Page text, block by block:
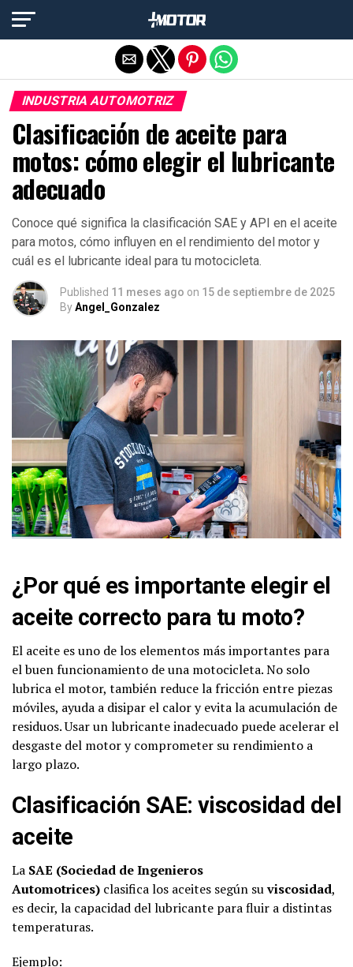
INDUSTRIA AUTOMOTRIZ
Clasificación de aceite para
motos: cómo elegir el lubricante
adecuado
Conoce qué significa la clasificación SAE y API en el aceite
para motos, cómo influyen en el rendimiento del motor y
cuál es el lubricante ideal para tu motocicleta.
Published 11 meses ago on 15 de septiembre de 2025
ByAngel_Gonzalez
¿Por qué es importante elegir el
aceite correcto para tu moto?
El aceite es uno de los elementos más importantes para
el buen funcionamiento de una motocicleta. No solo
lubrica el motor, también reduce la fricción entre piezas
móviles, ayuda a disipar el calor y evita la acumulación de
residuos. Usar un lubricante inadecuado puede acelerar el
desgaste del motor y comprometer su rendimiento a
largo plazo.
Clasificación SAE: viscosidad del
aceite
La SAE (Sociedad de Ingenieros
Automotrices) clasifica los aceites según suviscosidad,
es decir, la capacidad del lubricante para fluir a distintas
temperaturas.
Ejemplo:
Salir de la versión móvil